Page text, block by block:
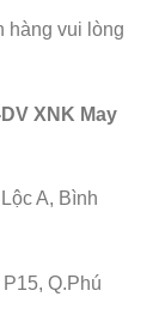
hàng vui lòng
XNK May
A, Bình
Q.Phú